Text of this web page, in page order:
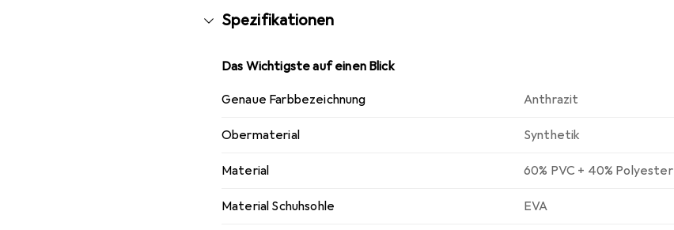
Spezifikationen
Das Wichtigste auf einen Blick
Genaue Farbbezeichnung Anthrazit
Obermaterial Synthetik
Material 60% PVC + 40% Polyester
Material Schuhsohle EVA